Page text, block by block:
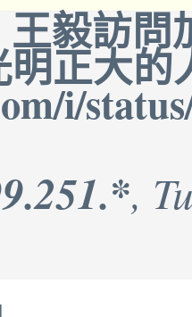
王毅訪
正大
i/
,